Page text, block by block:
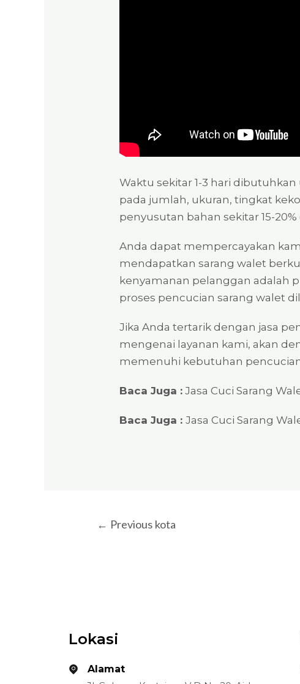
Waktu sekitar 1-3 hari
pada jumlah, ukuran, tingkat
penyusutan bahan sekitar 15-
Anda dapat mempercayakan
mendapatkan sarang walet
kenyamanan pelanggan adalah
proses pencucian sarang walet
Jika Anda tertarik dengan jasa
mengenai layanan kami, akan
memenuhi kebutuhan
Baca Juga : Jasa Cuci Sarang
Baca Juga :Jasa Cuci Sarang
← Previous kota
Lokasi
Alamat